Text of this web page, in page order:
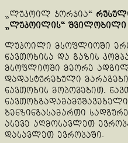
„ლუკოილ ჯორჯია“
„ლუკოილის“ შვილობილი
ლუკოილი მსოფლიოში
ნავთობისა და გაზის
მსოფლიოში მეორე
დადასტურებული
ნავთობის მოპოვებით.
ბენზინგასამართი
ასევე აღმოსავლეთ
დასავლეთ ევროპაში.